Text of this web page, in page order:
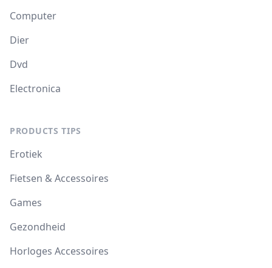
Computer
Dier
Dvd
Electronica
PRODUCTS TIPS
Erotiek
Fietsen & Accessoires
Games
Gezondheid
Horloges Accessoires